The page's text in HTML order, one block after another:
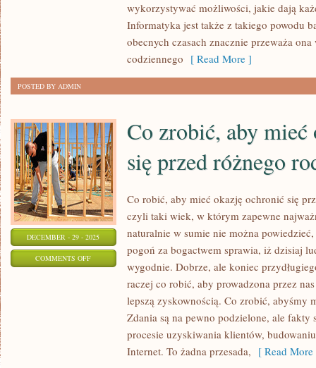
DZIEDZINA
CZŁOWIEKA
wykorzystywać możliwości, jakie dają
Informatyka jest także z takiego powodu
obecnych czasach znacznie przeważa
codziennego [ Read More ]
POSTED BY ADMIN
DECEMBER - 29 - 2025
COMMENTS OFFON
Co zrobić, aby
się przed różnego
Co robić, aby mieć okazję ochronić się
czyli taki wiek, w którym zapewne
naturalnie w sumie nie można
pogoń za bogactwem sprawia, iż dzisiaj
wygodnie. Dobrze, ale koniec
raczej co robić, aby prowadzona przez
lepszą zyskownością. Co zrobić, abyśmy
Zdania są na pewno podzielone, ale fakty
procesie uzyskiwania klientów,
Internet. To żadna przesada, [ Read